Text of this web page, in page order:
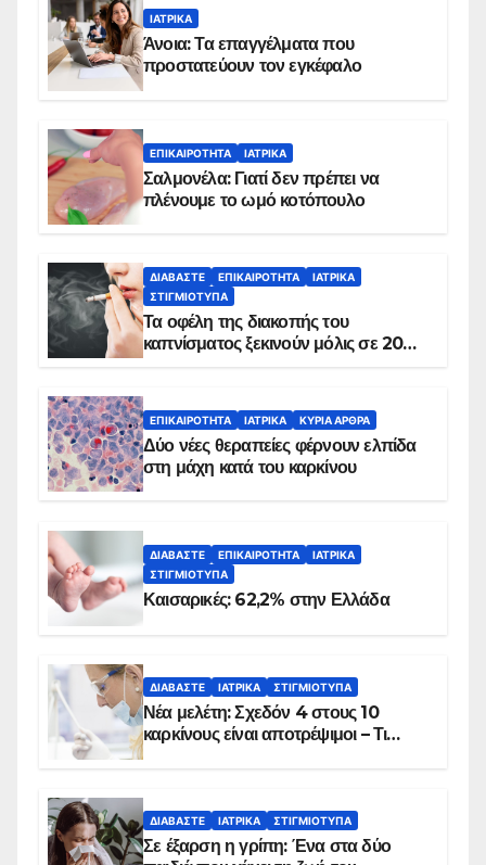
ΙΑΤΡΙΚΆ
Άνοια: Τα επαγγέλματα που
προστατεύουν τον εγκέφαλο
ΕΠΙΚΑΙΡΌΤΗΤΑ ΙΑΤΡΙΚΆ
Σαλμονέλα: Γιατί δεν πρέπει να
πλένουμε το ωμό κοτόπουλο
ΔΙΑΒΆΣΤΕ ΕΠΙΚΑΙΡΌΤΗΤΑ
ΙΑΤΡΙΚΆ
ΣΤΙΓΜΙΌΤΥΠΑ
Τα οφέλη της διακοπής του
καπνίσματος ξεκινούν μόλις σε 20
ΕΠΙΚΑΙΡΌΤΗΤΑ ΙΑΤΡΙΚΆ ΚΥΡΙΑ ΑΡΘΡΑ
Δύο νέες θεραπείες φέρνουν ελπίδα
στη μάχη κατά του καρκίνου
ΔΙΑΒΆΣΤΕ ΕΠΙΚΑΙΡΌΤΗΤΑ
ΙΑΤΡΙΚΆ
ΣΤΙΓΜΙΌΤΥΠΑ
Καισαρικές: 62,2% στην Ελλάδα
ΔΙΑΒΆΣΤΕ ΙΑΤΡΙΚΆ ΣΤΙΓΜΙΌΤΥΠΑ
Νέα μελέτη: Σχεδόν 4 στους 10
καρκίνους είναι αποτρέψιμοι – Τι
ΔΙΑΒΆΣΤΕ ΙΑΤΡΙΚΆ ΣΤΙΓΜΙΌΤΥΠΑ
Σε έξαρση η γρίπη: Ένα στα δύο